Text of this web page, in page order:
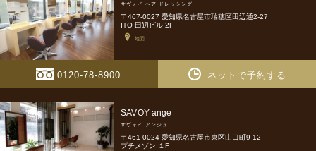
サヴォイ ヘア ドレッシング
〒467-0027 愛知県名古屋市瑞穂区田辺通2-27
ITO 田辺ビル 2F
地図
0120-78-8900 ネットで予約する
SAVOY ange
サヴォイ アンジュ
〒461-0024 愛知県名古屋市東区山口町9-12
プチメゾン １F